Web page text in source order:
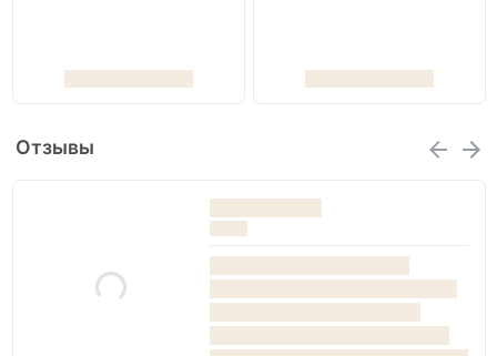
Отзывы